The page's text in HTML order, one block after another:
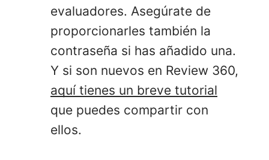
evaluadores. Asegúrate de
proporcionarles también la
contraseña si has añadido una.
Y si son nuevos en Review 360,
aquí tienes un breve tutorial
que puedes compartir con
ellos.